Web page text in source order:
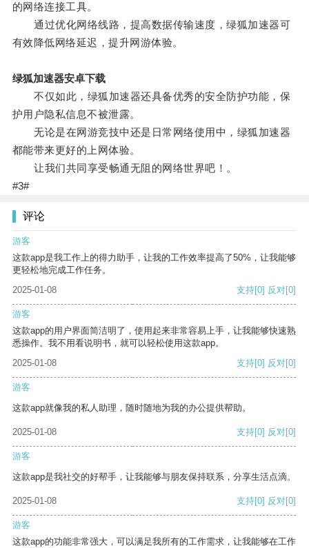
的网络连接工具。
通过优化网络线路，提高数据传输速度，绿狐加速器可
有效降低网络延迟，提升网游体验。
绿狐加速器安卓下载
不仅如此，绿狐加速器还具备优秀的安全防护功能，保
护用户隐私信息不被泄露。
无论是在网游竞技中还是日常网络使用中，绿狐加速器
都能带来更好的上网体验。
让我们共同享受畅通无阻的网络世界吧！。
#3#
评论
游客
这款app是我工作上的得力助手，让我的工作效率提高了50%，让我能够
更轻松地完成工作任务。
2025-01-08
支持[0] 反对[0]
游客
这款app的用户界面简洁明了，使用起来非常容易上手，让我能够快速熟
悉操作。我不用看说明书，就可以轻松使用这款app。
2025-01-08
支持[0] 反对[0]
游客
这款app就像我的私人助理，随时随地为我的办公提供帮助。
2025-01-08 支持[0] 反对[0]
游客
这款app是我社交的好帮手，让我能够与朋友保持联系，分享生活点滴。
2025-01-08 支持[0] 反对[0]
游客
这款app的功能非常强大，可以满足我所有的工作需求，让我能够在工作